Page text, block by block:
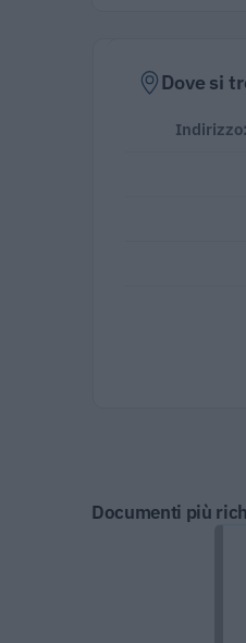
Dove si
Indirizzo:
Documenti più